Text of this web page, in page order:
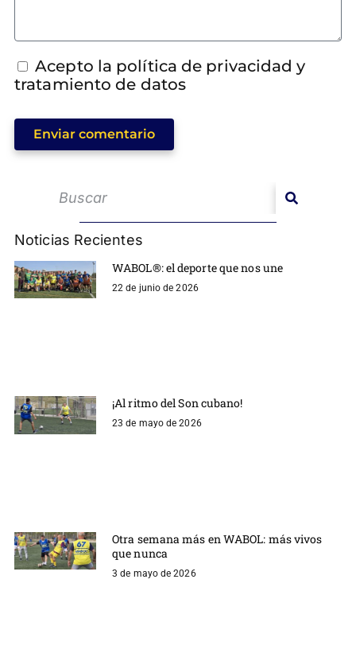
Acepto la política de privacidad y
tratamiento de datos
Enviar comentario
Noticias Recientes
WABOL®: el deporte que nos une
22 de junio de 2026
¡Al ritmo del Son cubano!
23 de mayo de 2026
Otra semana más en WABOL: más vivos
que nunca
3 de mayo de 2026